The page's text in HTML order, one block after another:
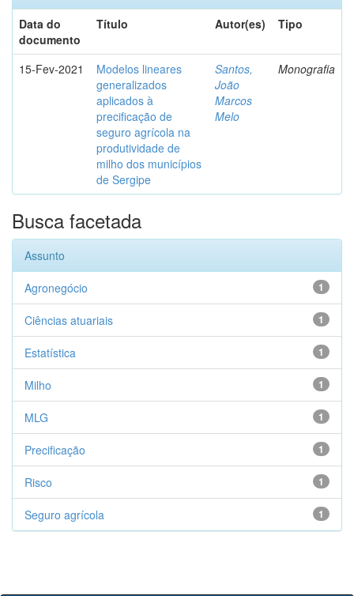
Data do
documento
Título Autor(es) Tipo
15-Fev-2021
Modelos lineares
generalizados
aplicados à
precificação de
seguro agrícola na
produtividade de
milho dos municípios
de Sergipe
Santos,
João
Marcos
Melo
Monografia
Busca facetada
Assunto
1
Agronegócio
1
Ciências atuariais
1
Estatística
1
Milho
1
MLG
1
Precificação
1
Risco
1
Seguro agrícola